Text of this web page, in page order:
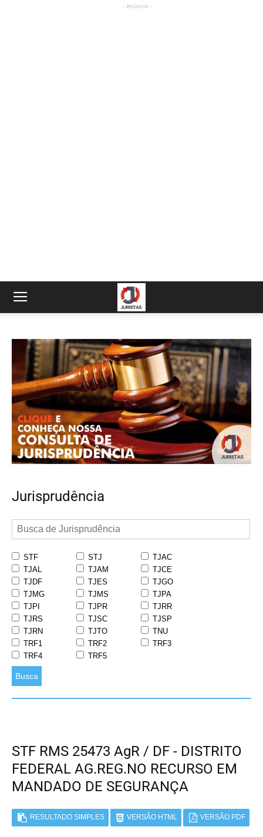
- Anúncio -
Jurisprudência
STF STJ
TJAC
TJAL
TJAM
TJCE
TJDF
TJES
TJGO
TJMG
TJMS
TJPA
TJPI
TJPR
TJRR
TJRS
TJSC
TJSP
TJRN
TJTO
TNU
TRF1
TRF2
TRF3
TRF4
TRF5
Busca
STF RMS 25473 AgR / DF - DISTRITO
FEDERAL AG.REG.NO RECURSO EM
MANDADO DE SEGURANÇA
RESULTADO SIMPLES VERSÃO HTML VERSÃO PDF